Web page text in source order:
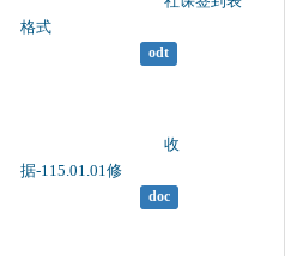
格式
odt
据-115.01.01修
doc